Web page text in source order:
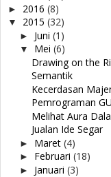
► 2016 (8)
▼ 2015 (32)
► Juni (1)
▼ Mei (6)
Drawing on the
Semantik
Kecerdasan
Pemrograman
Melihat Aura
Jualan Ide Segar
► Maret (4)
► Februari (18)
► Januari (3)